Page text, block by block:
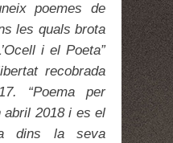
poemes de
les quals brota
i el Poeta”
recobrada
“Poema per
abril 2018 i es el
dins la seva